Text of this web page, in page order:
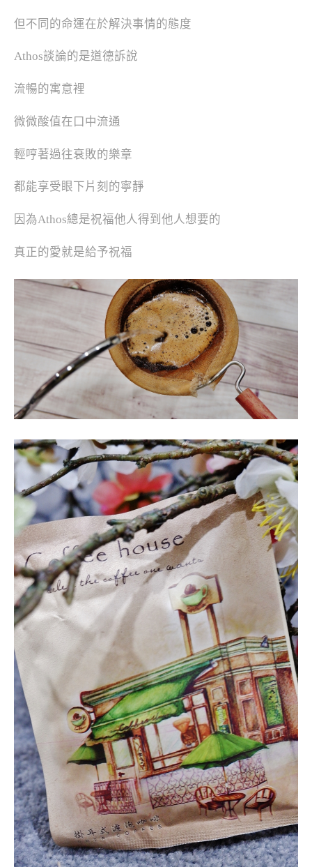
但不同的命運在於解決事情的態度
Athos談論的是道德訴說
流暢的寓意裡
微微酸值在口中流通
輕哼著過往衰敗的樂章
都能享受眼下片刻的寧靜
因為Athos總是祝福他人得到他人想要的
真正的愛就是給予祝福